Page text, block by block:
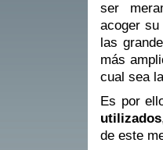
ser
acoger
las
más
cual sea
Es por
utilizados
de este